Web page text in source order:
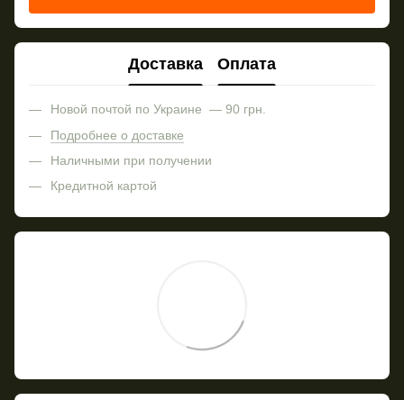
Доставка Оплата
Новой почтой по Украине — 90 грн.
Подробнее о доставке
Наличными при получении
Кредитной картой